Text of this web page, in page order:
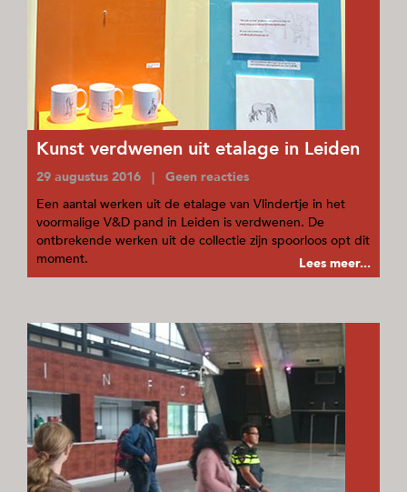
Kunst verdwenen uit etalage in Leiden
29 augustus 2016 | Geen reacties
Een aantal werken uit de etalage van Vlindertje in het
voormalige V&D pand in Leiden is verdwenen. De
ontbrekende werken uit de collectie zijn spoorloos opt dit
moment.
Lees meer...